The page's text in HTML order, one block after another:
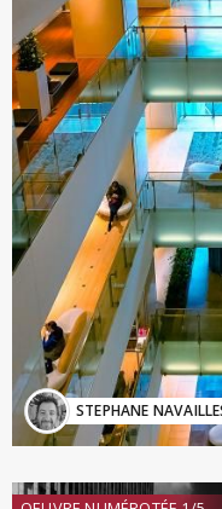
STEPHANE